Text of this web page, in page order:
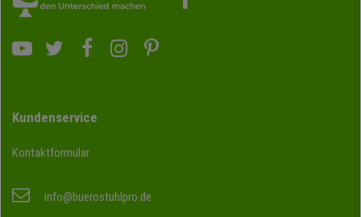
Kundenservice
Kontaktformular
info@buerostuhlpro.de